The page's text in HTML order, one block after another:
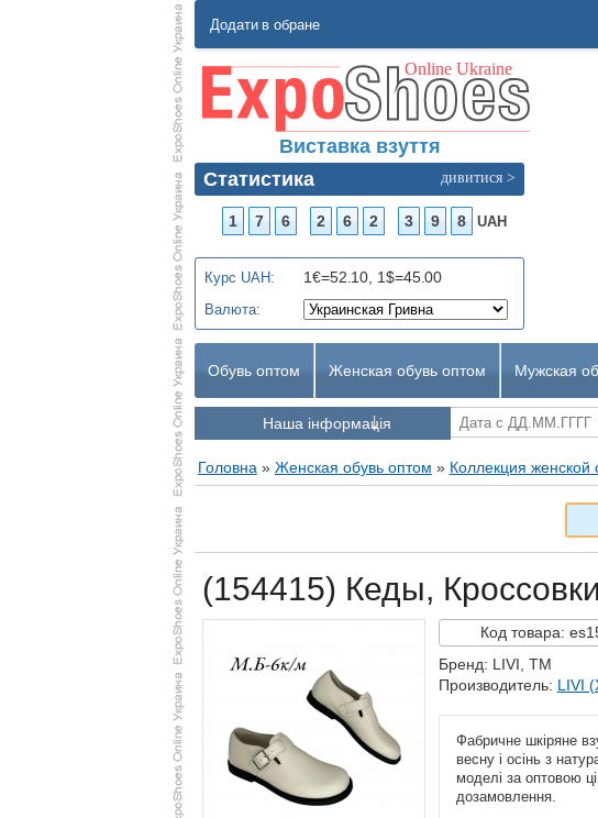
Додати в обране
Виставка взуття
Статистика
дивитися >
1 7 6 2 6 2 3 9 8 UAH
Курс UAH: 1€=52.10, 1$=45.00
Валюта:
Обувь оптом Женская обувь оптом Мужская
Наша інформація
Головна » Женская обувь оптом » Коллекция женской
(154415) Кеды,
Кодтовара:
Бренд: LIVI, TM
Производитель: LIVI
Фабричне шкіряне
весну і осінь з
моделі за оптовою
дозамовлення.